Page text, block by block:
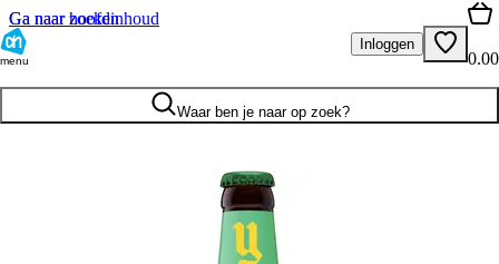
Ga naar hoofdinhoud
Ga naar zoeken
menu
Inloggen
0.00
Waar ben je naar op zoek?